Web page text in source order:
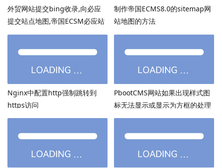
外贸网站提交bing收录,向必应
提交站点地图,帝国ECSM必应站
点图sitemap提交
制作帝国ECMS8.0的sitemap网
站地图的方法
Nginx中配置http强制跳转到
https访问
PbootCMS网站如果出现样式图
标无法显示或显示为方框的处理
方法